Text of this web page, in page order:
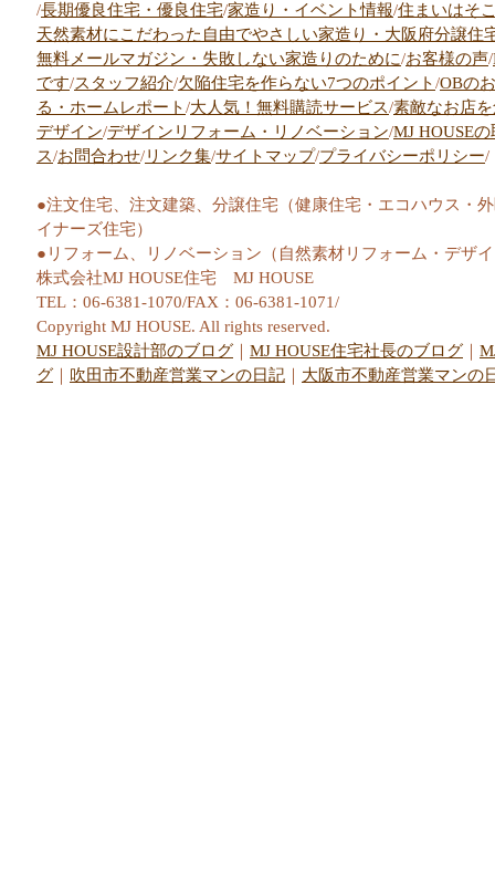
/長期優良住宅・優良住宅/家造り・イベント情報/住まいはそ
天然素材にこだわった自由でやさしい家造り・大阪府分譲住
無料メールマガジン・失敗しない家造りのために/お客様の声/
です/スタッフ紹介/欠陥住宅を作らない7つのポイント/OBの
る・ホームレポート/大人気！無料購読サービス/素敵なお店
デザイン/デザインリフォーム・リノベーション/MJ HOUSE
ス/お問合わせ/リンク集/サイトマップ/プライバシーポリシー/
●注文住宅、注文建築、分譲住宅（健康住宅・エコハウス・
イナーズ住宅）
●リフォーム、リノベーション（自然素材リフォーム・デザ
株式会社MJ HOUSE住宅 MJ HOUSE
TEL：06-6381-1070/FAX：06-6381-1071/
Copyright MJ HOUSE. All rights reserved.
MJ HOUSE設計部のブログ
MJ HOUSE住宅社長のブログ
グ
吹田市不動産営業マンの日記 大阪市不動産営業マンの